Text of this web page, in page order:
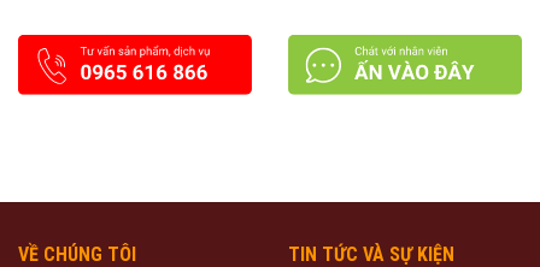
VỀ CHÚNG TÔI TIN TỨC VÀ SỰ KIỆN